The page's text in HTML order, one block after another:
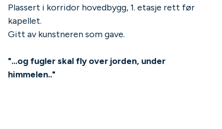
Plassert i korridor hovedbygg, 1. etasje rett før
kapellet.
Gitt av kunstneren som gave.
"...og fugler skal fly over jorden, under
himmelen.."